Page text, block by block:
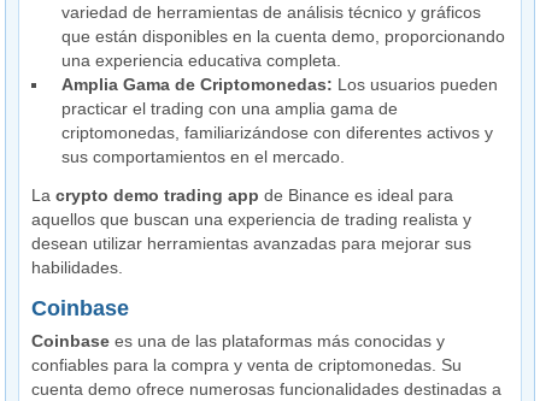
variedad de herramientas de análisis técnico y gráficos
que están disponibles en la cuenta demo, proporcionando
una experiencia educativa completa.
Amplia Gama de Criptomonedas: Los usuarios pueden
practicar el trading con una amplia gama de
criptomonedas, familiarizándose con diferentes activos y
sus comportamientos en el mercado.
Lacrypto demo trading app de Binance es ideal para
aquellos que buscan una experiencia de trading realista y
desean utilizar herramientas avanzadas para mejorar sus
habilidades.
Coinbase
Coinbase es una de las plataformas más conocidas y
confiables para la compra y venta de criptomonedas. Su
cuenta demo ofrece numerosas funcionalidades destinadas a